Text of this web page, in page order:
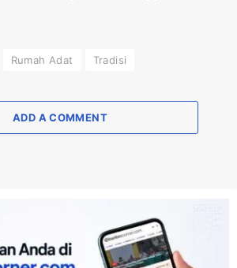
Rumah Adat Tradisi
ADD A COMMENT